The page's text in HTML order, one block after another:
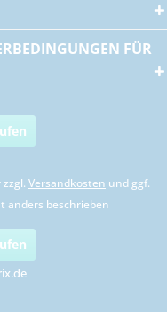
FÜR
Versandkosten und ggf.
anders beschrieben